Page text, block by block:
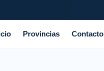
Provincias Contacto